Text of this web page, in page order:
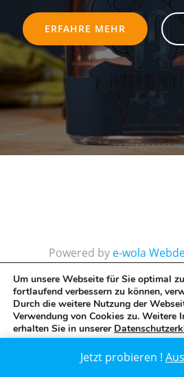
ERFAHRE MEHR
Powered by e-wola
Jetzt probieren !
Um unsere Webseite für Sie optimal
fortlaufend verbessern zu können,
Durch die weitere Nutzung der
Verwendung von Cookies zu. Weitere
erhalten Sie in unserer
Ablehnen